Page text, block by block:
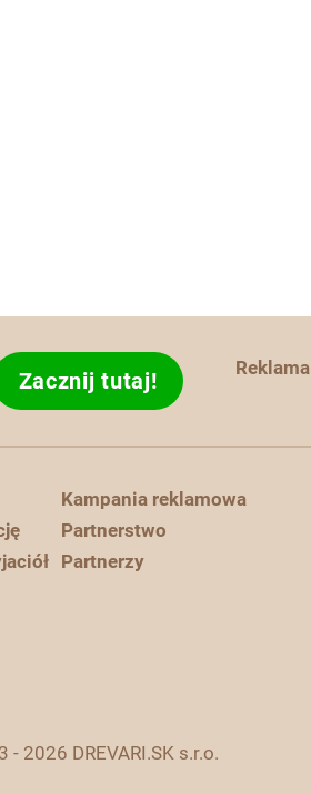
Zacznij tutaj! Reklama
Kampania reklamowa
Partnerstwo
Partnerzy
- 2026 DREVARI.SK s.r.o.